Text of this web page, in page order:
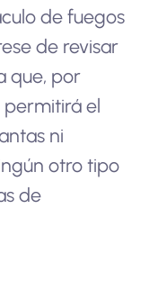
de fuegos
de revisar
que, por
permitirá el
ni
otro tipo
de